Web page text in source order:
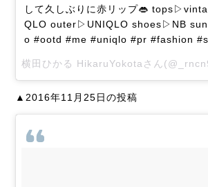
して久しぶりに赤リップ👄
QLO outer▷UNIQLO shoes▷NB
o #ootd #me #uniqlo #pr #fashion
▲2016年11月25日の投稿